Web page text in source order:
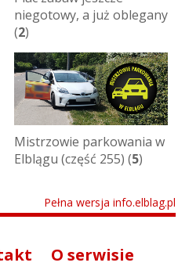
niegotowy, a już oblegany
(2)
Mistrzowie parkowania w
Elblągu (część 255) (5)
Pełna wersja info.elblag.pl
O serwisie